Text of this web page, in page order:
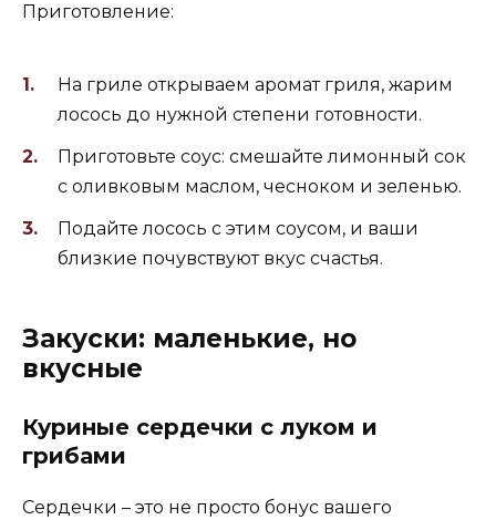
Приготовление:
На гриле открываем аромат гриля, жарим
лосось до нужной степени готовности.
Приготовьте соус: смешайте лимонный сок
с оливковым маслом, чесноком и зеленью.
Подайте лосось с этим соусом, и ваши
близкие почувствуют вкус счастья.
Закуски: маленькие, но
вкусные
Куриные сердечки с луком и
грибами
Сердечки – это не просто бонус вашего